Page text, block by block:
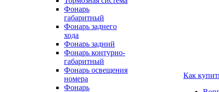
Фонарь
габаритный
Фонарь заднего
хода
Фонарь задний
Фонарь контурно-
габаритный
Фонарь освещения
номера
Фонарь
Как